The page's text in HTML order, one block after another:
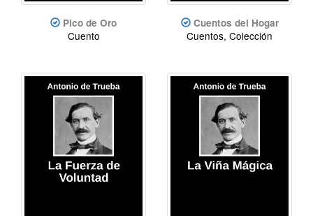
Pico de Oro
Cuento
Cuentos del Hogar
Cuentos, Colección